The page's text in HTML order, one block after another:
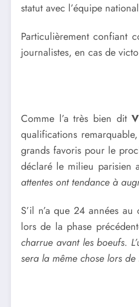
statut avec l’équipe
Particulièrement confiant
journalistes, en cas de
Comme l’a très bien dit
qualifications
grands favoris pour le
déclaré le milieu parisien
attentes ont tendance à
S’il n’a que 24 années
lors de la phase
charrue avant les boeufs.
sera la même chose lors de